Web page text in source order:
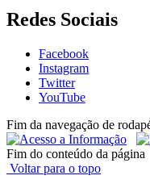
Redes Sociais
Facebook
Instagram
Twitter
YouTube
Fim da navegação de
Fim do conteúdo da página
Voltar para o topo